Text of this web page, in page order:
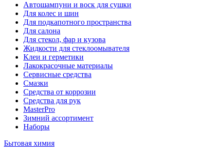
Автошампуни и воск для сушки
Для колес и шин
Для подкапотного пространства
Для салона
Для стекол, фар и кузова
Жидкости для стеклоомывателя
Клеи и герметики
Лакокрасочные материалы
Сервисные средства
Смазки
Средства от коррозии
Средства для рук
MasterPro
Зимний ассортимент
Наборы
Бытовая химия